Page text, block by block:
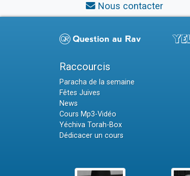
Nous contacter
Raccourcis
Paracha de la semaine
Fêtes Juives
News
Cours Mp3-Vidéo
Yéchiva Torah-Box
Dédicacer un cours